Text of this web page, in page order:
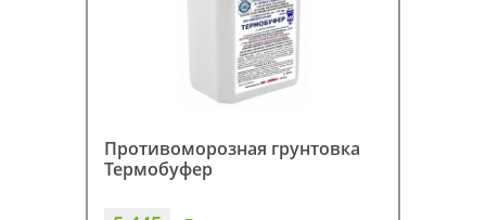
Противоморозная грунтовка
Термобуфер